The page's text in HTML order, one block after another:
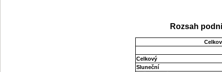
Rozsah
Celkový
Sluneční